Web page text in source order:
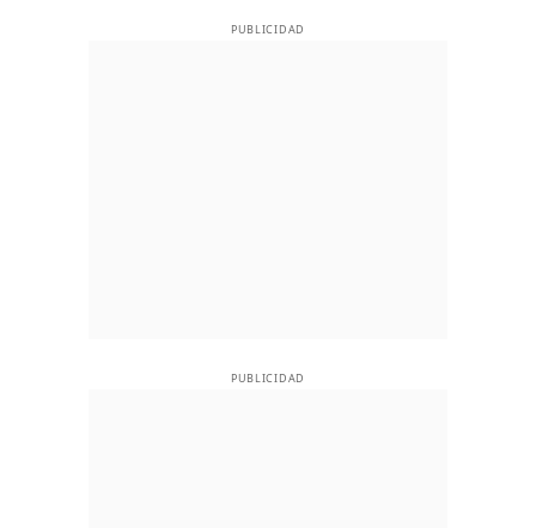
PUBLICIDAD
PUBLICIDAD